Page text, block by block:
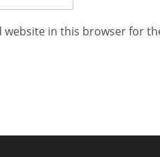
website in this browser for